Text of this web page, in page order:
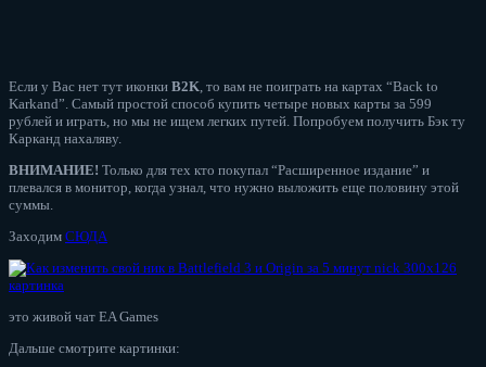
Если у Вас нет тут иконки B2K , то вам не поиграть на картах “Back to
Karkand”. Самый простой способ купить четыре новых карты за 599
рублей и играть, но мы не ищем легких путей. Попробуем получить Бэк ту
Карканд нахаляву.
ВНИМАНИЕ! Только для тех кто покупал “Расширенное издание” и
плевался в монитор, когда узнал, что нужно выложить еще половину этой
суммы.
Заходим СЮДА
это живой чат EA Games
Дальше смотрите картинки: